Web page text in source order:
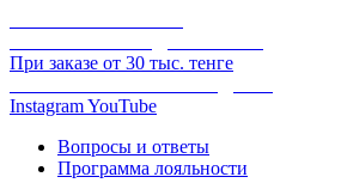
При заказе от 30 тыс. тенге
InstagramYouTube
Вопросы и ответы
Программа лояльности